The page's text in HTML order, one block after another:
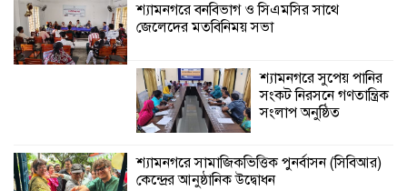
শ্যামনগরে বনবিভাগ ও সিএমসির সাথে
জেলেদের মতবিনিময় সভা
শ্যামনগরে সুপেয় পানির
সংকট নিরসনে গণতান্ত্রিক
সংলাপ অনুষ্ঠিত
শ্যামনগরে সামাজিকভিত্তিক পুনর্বাসন (সিবিআর)
কেন্দ্রের আনুষ্ঠানিক উদ্বোধন